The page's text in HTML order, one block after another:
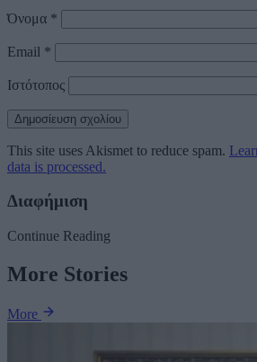
Όνομα *
Email *
Ιστότοπος
This site uses Akismet to reduce spam.
data is processed.
Διαφήμιση
Continue Reading
More Stories
More